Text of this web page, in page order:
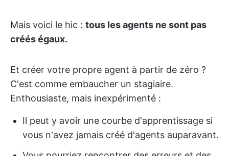
Mais voici le hic : tous les agents ne sont pas
créés égaux.
Et créer votre propre agent à partir de zéro ?
C'est comme embaucher un stagiaire.
Enthousiaste, mais inexpérimenté :
Il peut y avoir une courbe d'apprentissage si
vous n'avez jamais créé d'agents auparavant.